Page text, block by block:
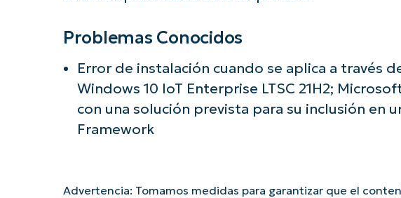
Problemas Conocidos
Error de instalación cuando se aplica a través
Windows 10 IoT Enterprise LTSC 21H2;
con una solución prevista para su inclusión en
Framework
Advertencia: Tomamos medidas para garantizar que el